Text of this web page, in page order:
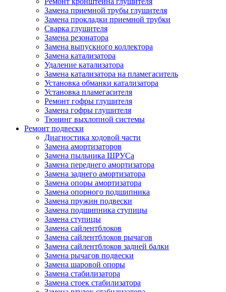
Замена приемной трубы глушителя
Замена прокладки приемной трубки
Сварка глушителя
Замена резонатора
Замена выпускного коллектора
Замена катализатора
Удаление катализатора
Замена катализатора на пламегаситель
Установка обманки катализатора
Установка пламегасителя
Ремонт гофры глушителя
Замена гофры глушителя
Тюнинг выхлопной системы
Ремонт подвески
Диагностика ходовой части
Замена амортизаторов
Замена пыльника ШРУСа
Замена переднего амортизатора
Замена заднего амортизатора
Замена опоры амортизатора
Замена опорного подшипника
Замена пружин подвески
Замена подшипника ступицы
Замена ступицы
Замена сайлентблоков
Замена сайлентблоков рычагов
Замена сайлентблоков задней балки
Замена рычагов подвески
Замена шаровой опоры
Замена стабилизатора
Замена стоек стабилизатора